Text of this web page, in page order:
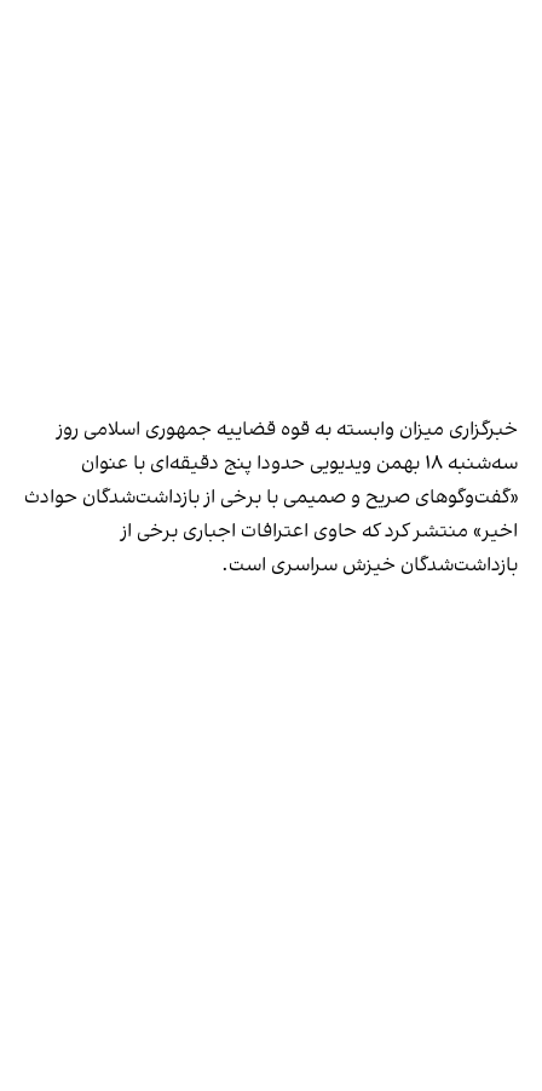
خبرگزاری میزان وابسته به قوه قضاییه جمهوری اسلامی روز
سه‌شنبه ۱۸ بهمن ویدیویی حدودا پنج دقیقه‌ای با عنوان
«گفت‌و‌گوهای صریح و صمیمی با برخی از بازداشت‌شدگان حوادث
اخیر» منتشر کرد که حاوی اعترافات اجباری برخی از
بازداشت‌شدگان خیزش سراسری است.